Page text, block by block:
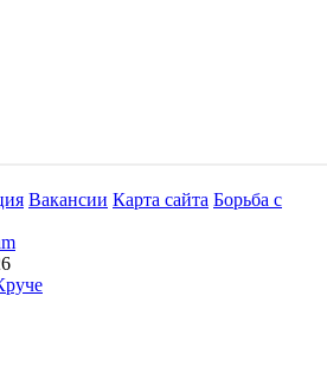
Вакансии Карта сайта Борьба с